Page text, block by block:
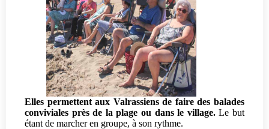
Elles permettent aux Valrassiens de faire des balades
conviviales près de la plage ou dans le village.Le but
étant de marcher en groupe, à son rythme.